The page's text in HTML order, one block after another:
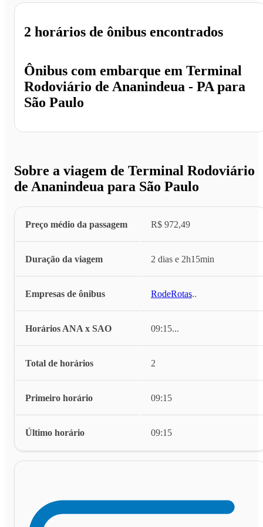
Ônibus com embarque em Terminal
Rodoviário de Ananindeua - PApara
São Paulo
2 horários de ônibus encontrados
Sobre a viagem de Terminal Rodoviário
de Ananindeua para São Paulo
Preço médio da passagem R$ 972,49
Duração da viagem 2 dias e 2h15min
Empresas de ônibus RodeRotas...
Horários ANA x SAO 09:15...
Total de horários 2
Primeiro horário 09:15
Último horário 09:15